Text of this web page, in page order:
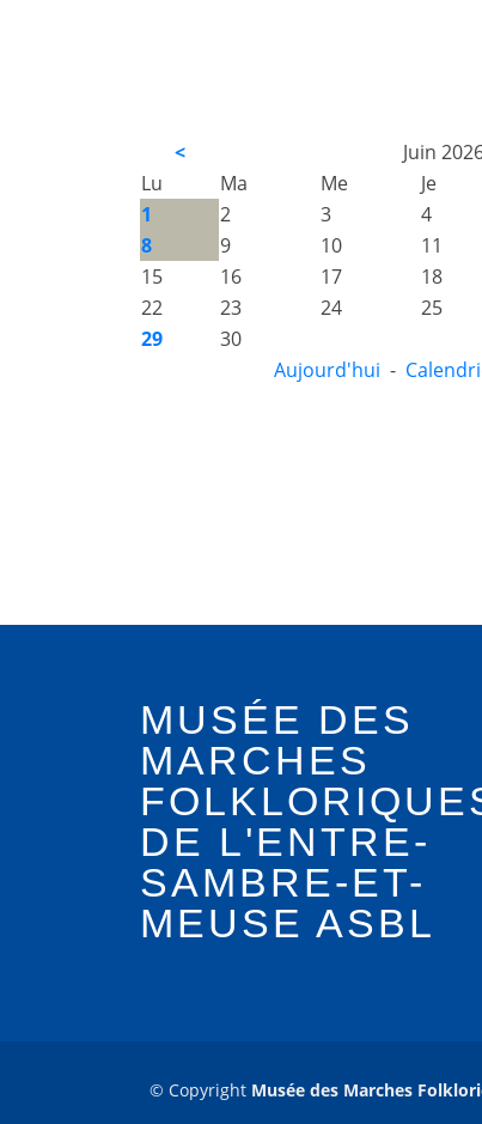
< Juin
Lu
Ma Me Je
1
2 3 4
8
9 10 11
15
16 17 18
22
23 24 25
29
30
Aujourd'hui -
MUSÉE DES
MARCHES
DE L'ENTRE-
SAMBRE-ET-
MEUSE ASBL
© Copyright Musée des Marches